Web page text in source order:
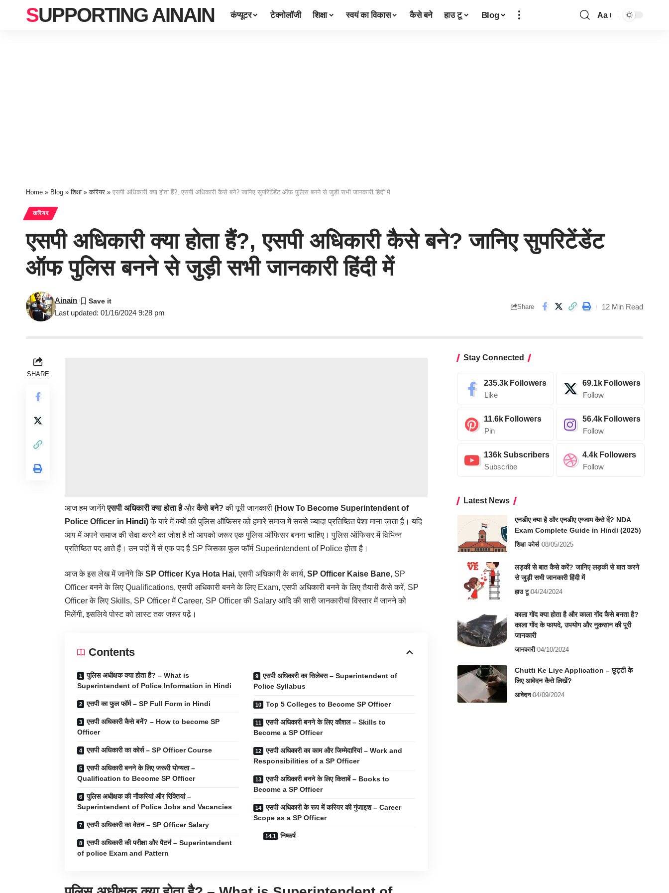
SUPPORTING AINAIN कंप्यूटर टेक्नोलॉजी शिक्षा स्वयं का विकास कैसे बने हाउ टू Blog Aa
Home » Blog »शिक्षा »करियर » एसपी अधिकारी क्या होता हैं?, एसपी अधिकारी कैसे बने? जानिए सुपरिटेंडेंट ऑफ पुलिस बनने से जुड़ी सभी जानकारी हिंदी में
करियर
एसपी अधिकारी क्या होता हैं?, एसपी अधिकारी कैसे बने? जानिए सुपरिटेंडेंट
ऑफ पुलिस बनने से जुड़ी सभी जानकारी हिंदी में
Last updated: 01/16/2024 9:28 pm
Ainain
Share 12 Min Read
SHARE
आज हम जानेंगेएसपी अधिकारी क्या होता हैऔरकैसे बने? की पूरी जानकारी (How To Become Superintendent of
Police Officer in Hindi)के बारे में क्यों की पुलिस ऑफिसर को हमारे समाज में सबसे ज्यादा प्रतिष्ठित पेशा माना जाता है। यदि
आप में अपने समाज की सेवा करने का जोश है तो आपको जरूर एक पुलिस ऑफिसर बनना चाहिए। पुलिस ऑफिसर में विभिन्न
प्रतिष्ठित पद आते हैं। उन पदों में से एक पद है SP जिसका फुल फॉर्म Superintendent of Police होता है।
आज के इस लेख में जानेंगे किSP Officer Kya Hota Hai, एसपी अधिकारी के कार्य, SP Officer Kaise Bane, SP
Officer बनने के लिए Qualifications, एसपी अधिकारी बनने के लिए Exam, एसपी अधिकारी बनने के लिए तैयारी कैसे करें, SP
Officer के लिए Skills, SP Officer में Career, SP Officer की Salary आदि की सारी जानकारीयां विस्तार में जानने को
मिलेंगी, इसलिये पोस्ट को लास्ट तक जरूर पढे़ं।
Contents
पुलिस अधीक्षक क्या होता है? – What is
Superintendent of Police Information in Hindi
एसपी का फुल फॉर्म – SP Full Form in Hindi
एसपी अधिकारी कैसे बनें? – How to become SP
Officer
एसपी अधिकारी का कोर्स – SP Officer Course
एसपी अधिकारी बनने के लिए जरूरी योग्यता –
Qualification to Become SP Officer
पुलिस अधीक्षक की नौकरियां और रिक्तियां –
Superintendent of Police Jobs and Vacancies
एसपी अधिकारी का वेतन – SP Officer Salary
एसपी अधिकारी की परीक्षा और पैटर्न – Superintendent
of police Exam and Pattern
एसपी अधिकारी का सिलेबस – Superintendent of
Police Syllabus
Top 5 Colleges to Become SP Officer
एसपी अधिकारी बनने के लिए कौशल – Skills to
Become a SP Officer
एसपी अधिकारी का काम और जिम्मेदारियां – Work and
Responsibilities of a SP Officer
एसपी अधिकारी बनने के लिए किताबें – Books to
Become a SP Officer
एसपी अधिकारी के रूप में करियर की गुंजाइश – Career
Scope as a SP Officer
निष्कर्ष
Stay Connected
235.3k Followers
Like
69.1k Followers
Follow
11.6k Followers
Pin
56.4k Followers
Follow
136kSubscribers
Subscribe
4.4k Followers
Follow
Latest News
एनडीए क्या है और एनडीए एग्जाम कैसे दें? NDA
Exam Complete Guide in Hindi (2025)
शिक्षा कोर्स 08/05/2025
लड़की से बात कैसे करें? जानिए लड़की से बात करने
से जुड़ी सभी जानकारी हिंदी में
हाउ टू 04/24/2024
काला गोंद क्या होता है और काला गोंद कैसे बनता है?
काला गोंद के फायदे, उपयोग और नुकसान की पूरी
जानकारी
जानकारी 04/10/2024
Chutti Ke Liye Application – छुट्टी के
लिए आवेदन कैसे लिखें?
आवेदन 04/09/2024